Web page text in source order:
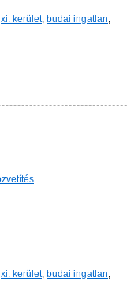
xi. kerület, budai ingatlan,
xi. kerület, budai ingatlan,